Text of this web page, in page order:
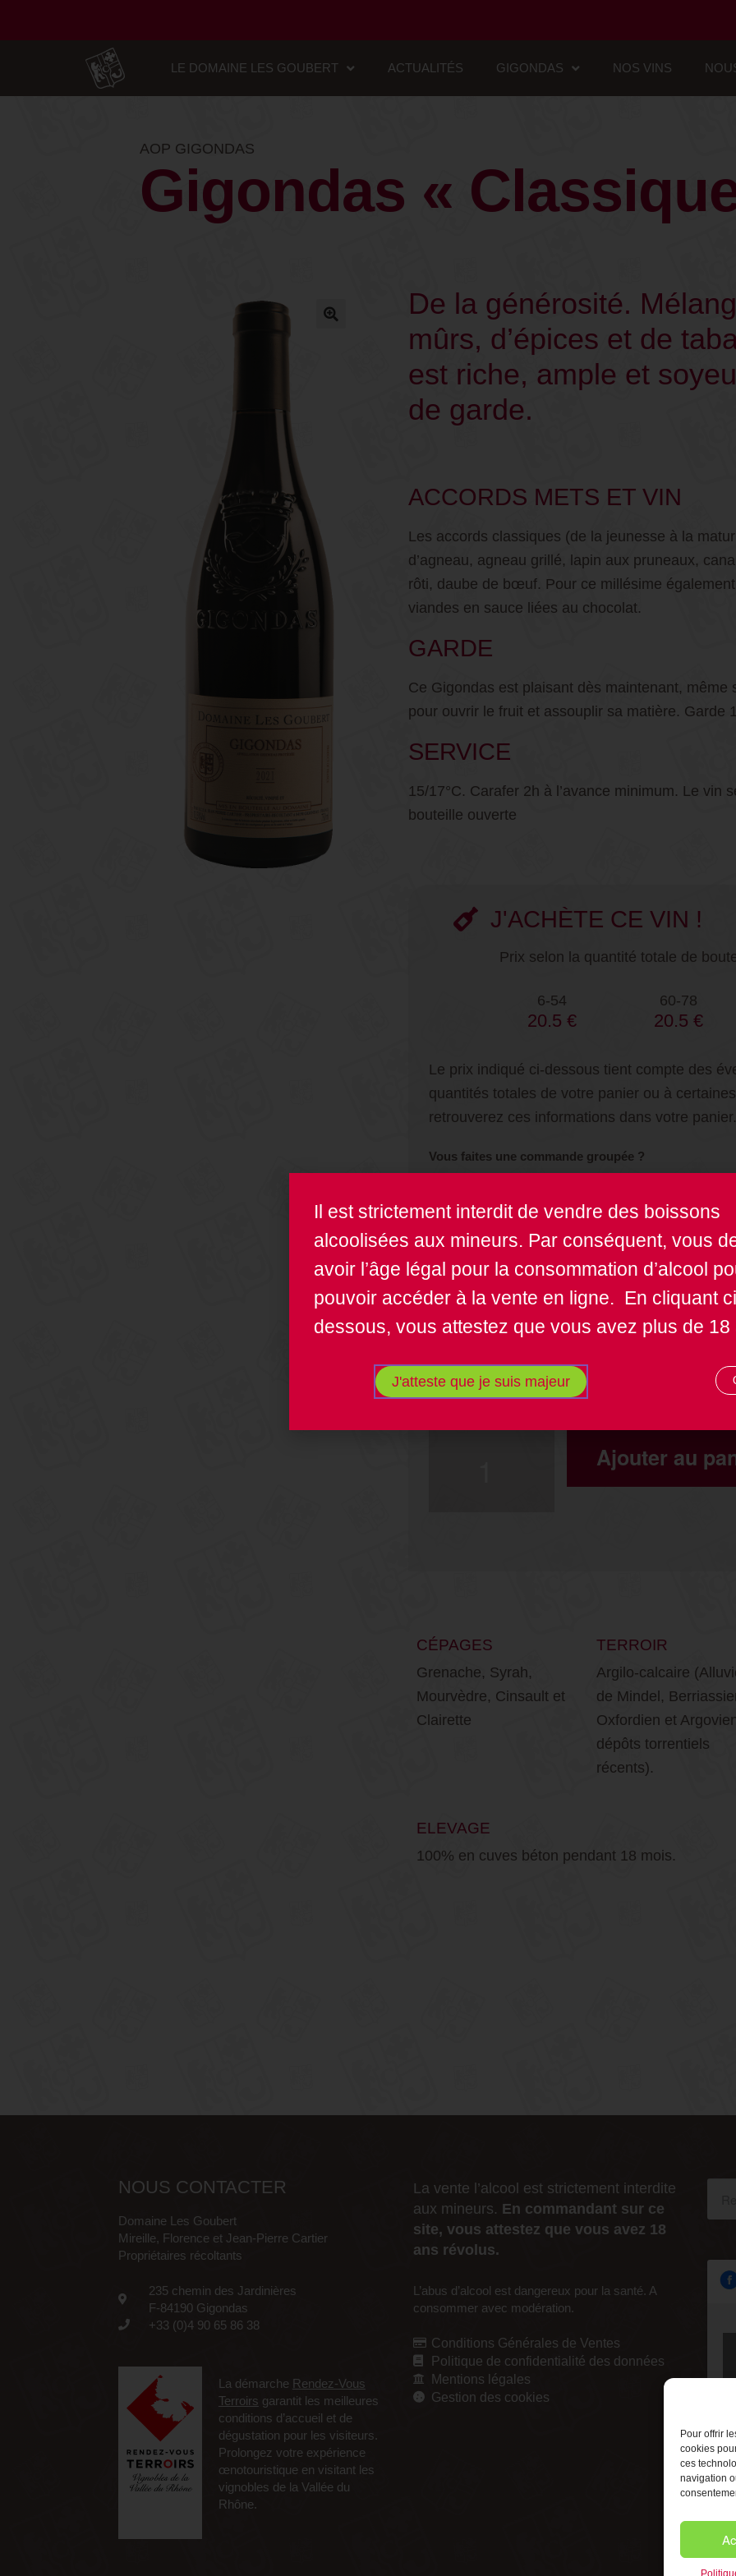
Pour offrir
cookies
ces
navigation
LE DOMAINE LES GOUBERT ACTUALITÉS GIGONDAS NOS VINS
AOP GIGONDAS
Gigondas «
De la générosité.
mûrs, d’épices et de
est riche, ample et
de garde.
ACCORDS METS ET VIN
Les accords classiques (de la jeunesse à la
d’agneau, agneau grillé, lapin aux pruneaux,
rôti, daube de bœuf. Pour ce millésime
viandes en sauce liées au chocolat.
GARDE
Ce Gigondas est plaisant dès maintenant, même
pour ouvrir le fruit et assouplir sa matière. Garde
SERVICE
15/17°C. Carafer 2h à l’avance minimum. Le vin
bouteille ouverte
J'ACHÈTE CE VIN !
Prix selon la quantité totale de
6-54
20.5 €
60-78
20.5 €
Le prix indiqué ci-dessous tient compte des
quantités totales de votre panier ou à
retrouverez ces informations dans votre panier.
Vous faites une commande groupée ?
Vous pouvez attribuer le vin en cours d’achat à une
dessous. Vous retrouverez ainsi tous les vins
et sur votre récapitulatif de commande. Une façon
20,50€
Ajouter au
CÉPAGES
Grenache, Syrah,
Mourvèdre, Cinsault et
Clairette
TERROIR
Argilo-calcaire
de Mindel,
Oxfordien et
dépôts torrentiels
récents).
ELEVAGE
100% en cuves béton pendant 18 mois.
NOUS CONTACTER
Domaine Les Goubert
Mireille, Florence et Jean-Pierre Cartier
Propriétaires récoltants
235 chemin des Jardinières
F-84190 Gigondas
+33 (0)4 90 65 86 38
La démarche Rendez-Vous
Terroirs garantit les meilleures
conditions d’accueil et de
dégustation pour les visiteurs.
Prolongez votre expérience
œnotouristique en visitant les
vignobles de la Vallée du
Rhône.
La vente l’alcool est strictement interdite
aux mineurs. En commandant sur ce
site, vous attestez que vous avez 18
ans révolus.
L’abus d’alcool est dangereux pour la santé. A
consommer avec modération.
Conditions Générales de Ventes
Politique de confidentialité des données
Mentions légales
Gestion des cookies
Il est strictement interdit de vendre des boissons
alcoolisées aux mineurs. Par conséquent, vous
avoir l’âge légal pour la consommation d’alcool
pouvoir accéder à la vente en ligne. En cliquant
dessous, vous attestez que vous avez plus de 18
J'atteste que je suis majeur